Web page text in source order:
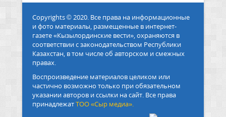
Copyrights © 2020. Все права на информационные
и фото материалы, размещенные в интернет-
газете «Кызылординские вести», охраняются в
соответствии с законодательством Республики
Казахстан, в том числе об авторском и смежных
правах.
Воспроизведение материалов целиком или
частично возможно только при обязательном
указании авторов и ссылки на сайт. Все права
принадлежатТОО «Сыр медиа».